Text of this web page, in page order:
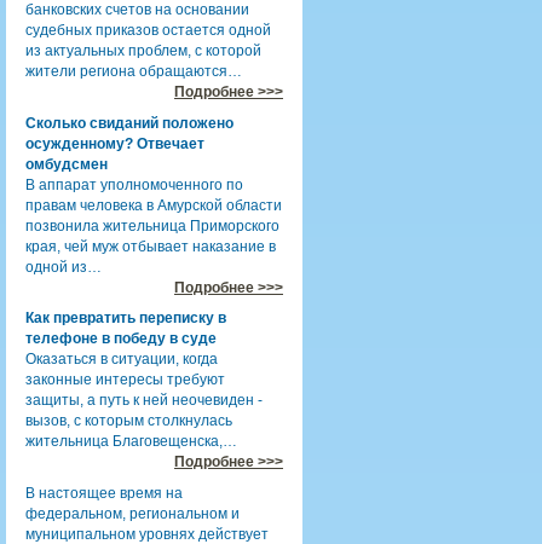
банковских счетов на основании
судебных приказов остается одной
из актуальных проблем, с которой
жители региона обращаются…
Подробнее >>>
Сколько свиданий положено
осужденному? Отвечает
омбудсмен
В аппарат уполномоченного по
правам человека в Амурской области
позвонила жительница Приморского
края, чей муж отбывает наказание в
одной из…
Подробнее >>>
Как превратить переписку в
телефоне в победу в суде
Оказаться в ситуации, когда
законные интересы требуют
защиты, а путь к ней неочевиден -
вызов, с которым столкнулась
жительница Благовещенска,…
Подробнее >>>
В настоящее время на
федеральном, региональном и
муниципальном уровнях действует